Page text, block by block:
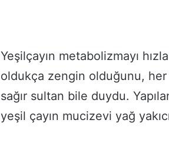
Yeşilçayın metabolizmayı
oldukça zengin olduğunu,
sağır sultan bile duydu.
yeşil çayın mucizevi yağ